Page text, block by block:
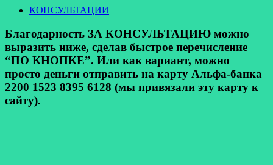
КОНСУЛЬТАЦИИ
Благодарность ЗА КОНСУЛЬТАЦИЮ можно
выразить ниже, сделав быстрое перечисление
“ПО КНОПКЕ”. Или как вариант, можно
просто деньги отправить на карту Альфа-банка
2200 1523 8395 6128 (мы привязали эту карту к
сайту).